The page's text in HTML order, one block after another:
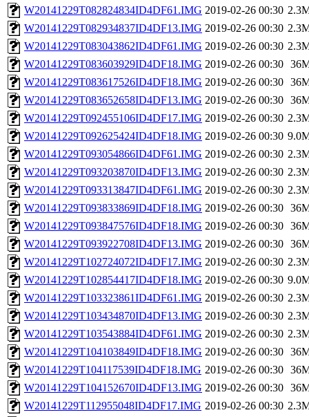
W20141229T082824834ID4DF61.IMG 2019-02-26 00:30
W20141229T082934837ID4DF13.IMG 2019-02-26 00:30
W20141229T083043862ID4DF61.IMG 2019-02-26 00:30
W20141229T083603929ID4DF18.IMG 2019-02-26 00:30
W20141229T083617526ID4DF18.IMG 2019-02-26 00:30
W20141229T083652658ID4DF13.IMG 2019-02-26 00:30
W20141229T092455106ID4DF17.IMG 2019-02-26 00:30
W20141229T092625424ID4DF18.IMG 2019-02-26 00:30
W20141229T093054866ID4DF61.IMG 2019-02-26 00:30
W20141229T093203870ID4DF13.IMG 2019-02-26 00:30
W20141229T093313847ID4DF61.IMG 2019-02-26 00:30
W20141229T093833869ID4DF18.IMG 2019-02-26 00:30
W20141229T093847576ID4DF18.IMG 2019-02-26 00:30
W20141229T093922708ID4DF13.IMG 2019-02-26 00:30
W20141229T102724072ID4DF17.IMG 2019-02-26 00:30
W20141229T102854417ID4DF18.IMG 2019-02-26 00:30
W20141229T103323861ID4DF61.IMG 2019-02-26 00:30
W20141229T103434870ID4DF13.IMG 2019-02-26 00:30
W20141229T103543884ID4DF61.IMG 2019-02-26 00:30
W20141229T104103849ID4DF18.IMG 2019-02-26 00:30
W20141229T104117539ID4DF18.IMG 2019-02-26 00:30
W20141229T104152670ID4DF13.IMG 2019-02-26 00:30
W20141229T112955048ID4DF17.IMG 2019-02-26 00:30